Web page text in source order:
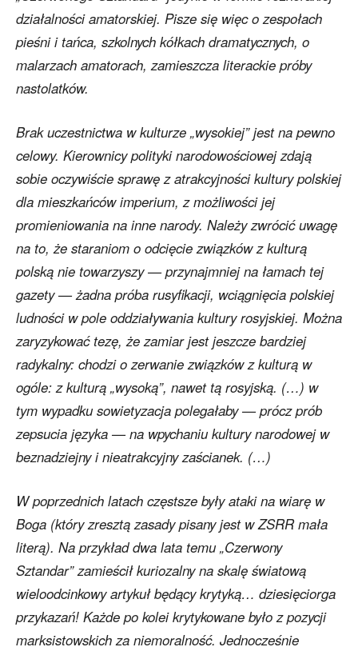
działalności amatorskiej. Pisze się więc o zespołach
pieśni i tańca, szkolnych kółkach dramatycznych, o
malarzach amatorach, zamieszcza literackie próby
nastolatków.
Brak uczestnictwa w kulturze „wysokiej” jest na pewno
celowy. Kierownicy polityki narodowościowej zdają
sobie oczywiście sprawę z atrakcyjności kultury polskiej
dla mieszkańców imperium, z możliwości jej
promieniowania na inne narody. Należy zwrócić uwagę
na to, że staraniom o odcięcie związków z kulturą
polską nie towarzyszy — przynajmniej na łamach tej
gazety — żadna próba rusyfikacji, wciągnięcia polskiej
ludności w pole oddziaływania kultury rosyjskiej. Można
zaryzykować tezę, że zamiar jest jeszcze bardziej
radykalny: chodzi o zerwanie związków z kulturą w
ogóle: z kulturą „wysoką”, nawet tą rosyjską. (…) w
tym wypadku sowietyzacja polegałaby — prócz prób
zepsucia języka — na wpychaniu kultury narodowej w
beznadziejny i nieatrakcyjny zaścianek. (…)
W poprzednich latach częstsze były ataki na wiarę w
Boga (który zresztą zasady pisany jest w ZSRR mała
literą). Na przykład dwa lata temu „Czerwony
Sztandar” zamieścił kuriozalny na skalę światową
wieloodcinkowy artykuł będący krytyką… dziesięciorga
przykazań! Każde po kolei krytykowane było z pozycji
marksistowskich za niemoralność. Jednocześnie